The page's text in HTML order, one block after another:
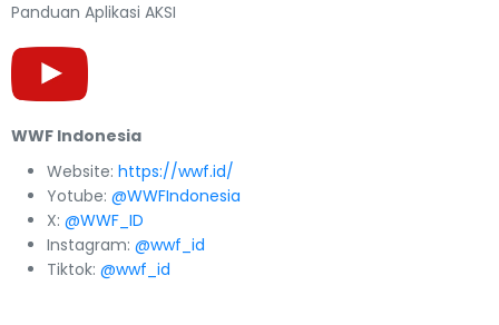
Panduan Aplikasi AKSI
WWF Indonesia
Website: https://wwf.id/
Yotube: @WWFIndonesia
X: @WWF_ID
Instagram: @wwf_id
Tiktok: @wwf_id